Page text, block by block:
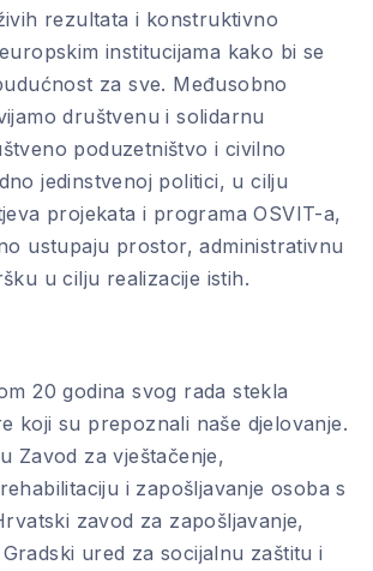
rezultata i konstruktivno
institucijama kako bi se
za sve. Međusobno
društvenu i solidarnu
poduzetništvo i civilno
jedinstvenoj politici, u cilju
projekata i programa OSVIT-a,
ustupaju prostor, administrativnu
u cilju realizacije istih.
20 godina svog rada stekla
koji su prepoznali naše djelovanje.
Zavod za vještačenje,
i zapošljavanje osoba s
zavod za zapošljavanje,
ured za socijalnu zaštitu i